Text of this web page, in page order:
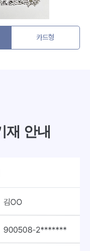
카드형
재 안내